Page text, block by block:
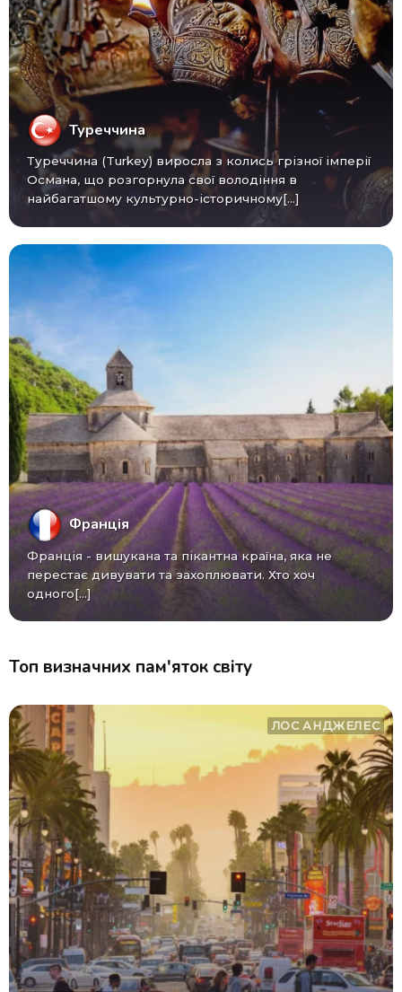
Туреччина
Туреччина (Turkey) виросла з колись грізної імперії
Османа, що розгорнула свої володіння в
найбагатшому культурно-історичному[...]
Франція
Франція - вишукана та пікантна країна, яка не
перестає дивувати та захоплювати. Хто хоч
одного[...]
Топ визначних пам'яток світу
ЛОС АНДЖЕЛЕС